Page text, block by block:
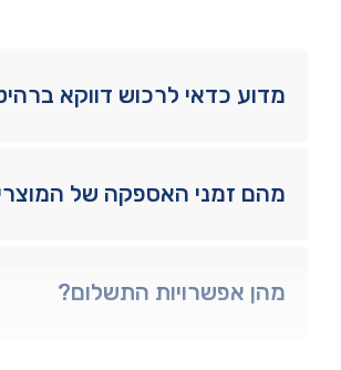
מדוע כדאי לרכוש דווקא
מהם זמני האספקה של
מהן אפשרויות התשלום?